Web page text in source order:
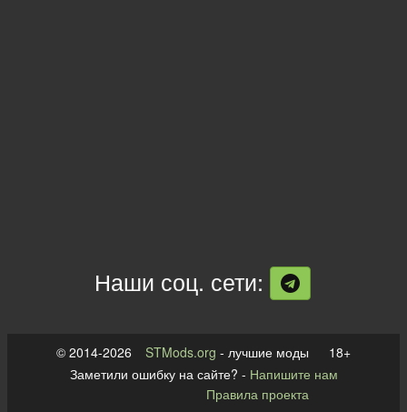
Наши соц. сети:
© 2014-2026 STMods.org - лучшие моды 18+
Заметили ошибку на сайте? - Напишите нам
Правила проекта